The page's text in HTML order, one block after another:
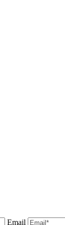
Email